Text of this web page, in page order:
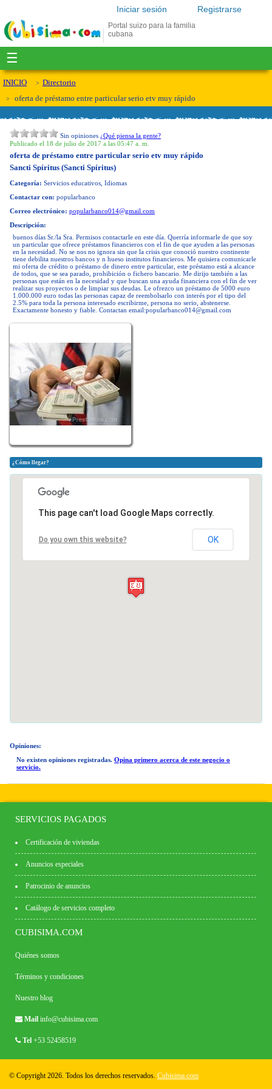
Registrarse
Iniciar sesión
Portal suizo para la familia
cubana
☰
INICIO
Directorio
oferta de préstamo entre particular serio etv muy rápido
Sin opiniones ¿Qué piensa la gente?
Publicado el 18 de julio de 2017 a las 05:47 a. m.
oferta de préstamo entre particular serio etv muy rápido
Sancti Spíritus (Sancti Spíritus)
Categoría: Servicios educativos, Idiomas
Contactar con: popularbanco
Correo electrónico: popularbanco014@gmail.com
Descripción:
buenos días Sr./la Sra. Permisos contactarle en este día. Querría informarle de que soy
un particular que ofrece préstamos financieros con el fin de que ayuden a las personas
en la necesidad. No se nos no ignora sin que la crisis que conoció nuestro continente
tiene debilita nuestros bancos y n hueso institutos financieros. Me quisiera comunicarle
mi oferta de crédito o préstamo de dinero entre particular, este préstamo está a alcance
de todos, que se sea parado, prohibición o fichero bancario. Me dirijo también a las
personas que están en la necesidad y que buscan una ayuda financiera con el fin de ver
realizar sus proyectos o de limpiar sus deudas. Le ofrezco un préstamo de 5000 euro
1.000.000 euro todas las personas capaz de reembolsarlo con interés por el tipo del
2.5% para toda la persona interesado escribirme, persona no serio, abstenerse.
Exactamente honesto y fiable. Contactan email:popularbanco014@gmail.com
¿Cómo llegar?
This page can't load Google Maps correctly.
Do you own this website? OK
Opiniones:
No existen opiniones registradas. Opina primero acerca de este negocio o
servicio.
SERVICIOS PAGADOS
Certificación de viviendas
Anuncios especiales
Patrocinio de anuncios
Catálogo de servicios completo
CUBISIMA.COM
Quiénes somos
Términos y condiciones
Nuestro blog
Mail info@cubisima.com
Tel +53 52458519
© Copyright 2026. Todos los derechos reservados. Cubisima.com